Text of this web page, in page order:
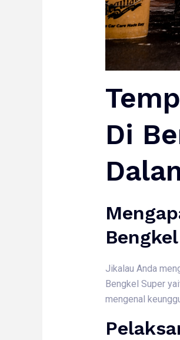
Di
Jikalau Anda
Bengkel Super
mengenal